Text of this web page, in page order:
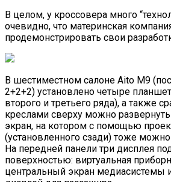
В целом, у кроссовера много
очевидно, что материнская
продемонстрировать свои
В шестиместном салоне Aito M9
2+2+2) установлено четыре
второго и третьего ряда), а также
креслами сверху можно
экран, на котором с помощью
(установленного сзади) тоже можно
На передней панели три дисплея
поверхностью: виртуальная
центральный экран медиасистемы